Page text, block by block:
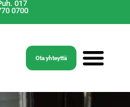
017
0700
Ota yhteyttä